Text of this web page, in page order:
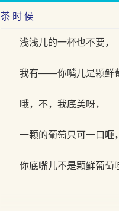
茶 时 侯
浅浅儿的一杯也不要，
我有——你嘴儿是颗鲜葡
哦，不，我底美呀，
一颗的葡萄只可一口咂，
你底嘴儿不是颗鲜葡萄